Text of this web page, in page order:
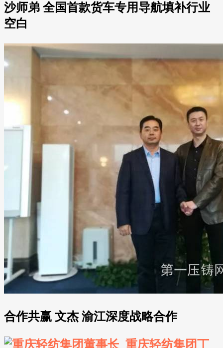
沙师弟 全国首款货车专用导航填补行业
空白
合作共赢 文杰 渝江深度战略合作